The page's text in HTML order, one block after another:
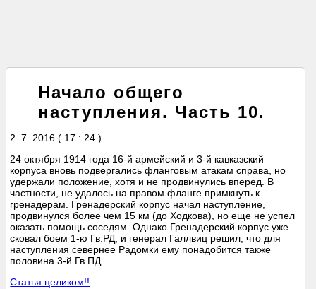
Начало общего
наступления. Часть 10.
2. 7. 2016 ( 17 : 24 )
24 октября 1914 года 16-й армейский и 3-й кавказский
корпуса вновь подвергались фланговым атакам справа, но
удержали положение, хотя и не продвинулись вперед. В
частности, не удалось на правом фланге примкнуть к
гренадерам. Гренадерский корпус начал наступление,
продвинулся более чем 15 км (до Ходкова), но еще не успел
оказать помощь соседям. Однако Гренадерский корпус уже
сковал боем 1-ю Гв.РД, и генерал Галлвиц решил, что для
наступления севернее Радомки ему понадобится также
половина 3-й Гв.ПД.
Статья целиком!!